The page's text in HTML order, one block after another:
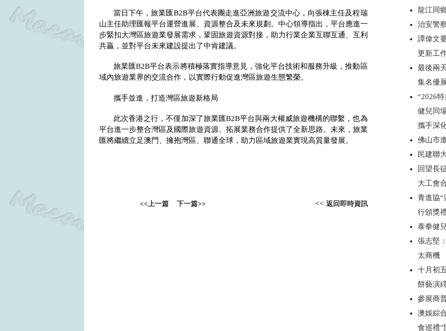
當日下午，旅業匯B2B平台代表團走進亞洲旅遊交流中心，向張棟主任及程瑞
山主任助理匯報平台運營進展、資源整合及未來規劃。中心領導指出，平台應進一
步緊扣大灣區旅遊業發展需求，鞏固旅遊資源對接，助力行業企業互聯互通、互利
共贏，並對平台未來建設提出了中肯建議。
旅業匯B2B平台表示將積極落實指導意見，強化平台技術和服務升級，推動區
域內旅遊業界的交流合作，以實際行動促進灣區旅遊生態繁榮。
攜手並進，打造灣區旅遊新格局
此次香港之行，不僅加深了旅業匯B2B平台與兩大權威旅遊機構的聯繫，也為
平台進一步整合灣區及國際旅遊資源、拓展業務合作提供了全新思路。未來，旅業
匯將繼續立足澳門、擁抱灣區、聯通全球，助力區域旅遊業實現高質量發展。
<<上一篇 下一篇>> << 返回即時資訊
龍江同
治安警
譚偉文
更新工
最後兩
集名優
“2026
健兒同
攜手深
佛山市
民建聯
回望長
大工會
青進協“
行頒獎
泰拳健
張志堅
太商機
十月初
餅藝演
參展商
澳娛綜
食巡禮